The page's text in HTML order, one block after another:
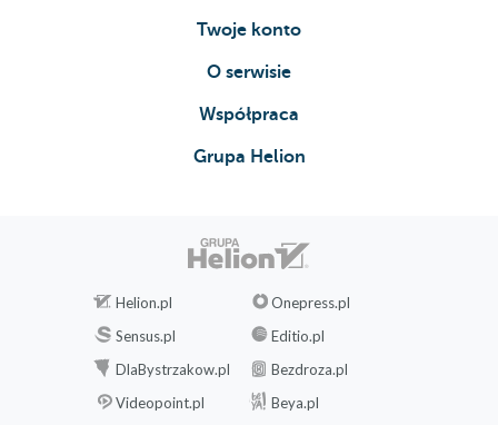
Twoje konto
O serwisie
Współpraca
Grupa Helion
Helion.pl
Onepress.pl
Sensus.pl
Editio.pl
DlaBystrzakow.pl
Bezdroza.pl
Videopoint.pl
Beya.pl